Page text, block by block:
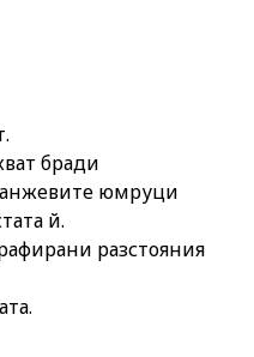
бради
юмруци
й.
разстояния